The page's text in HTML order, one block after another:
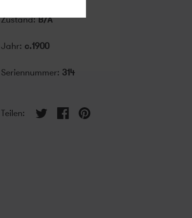
Zustand:B/A
Jahr: c.1900
Seriennummer: 314
Teilen: